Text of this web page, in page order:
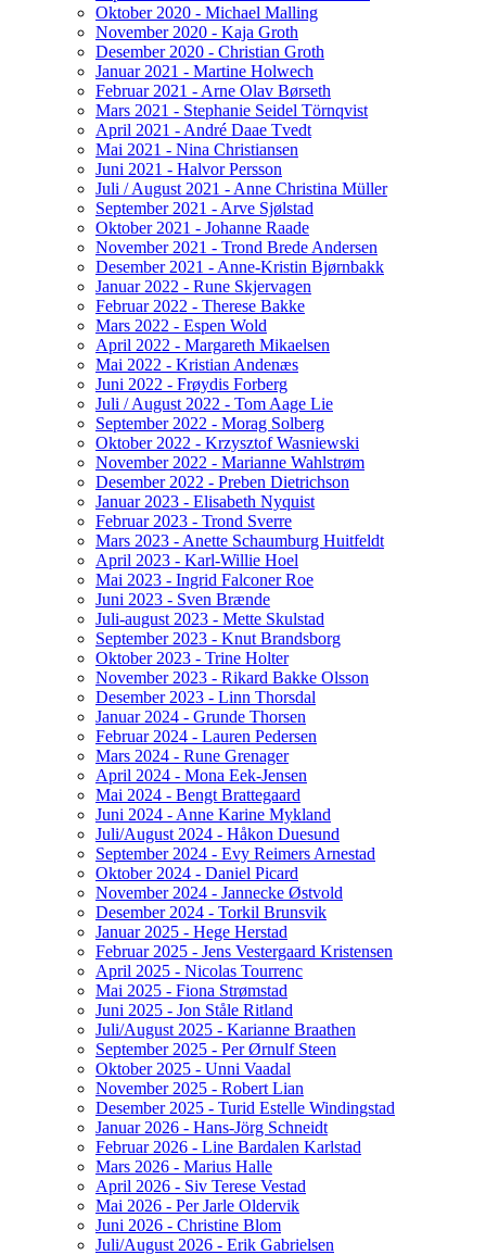
Oktober 2020 - Michael Malling
November 2020 - Kaja Groth
Desember 2020 - Christian Groth
Januar 2021 - Martine Holwech
Februar 2021 - Arne Olav Børseth
Mars 2021 - Stephanie Seidel Törnqvist
April 2021 - André Daae Tvedt
Mai 2021 - Nina Christiansen
Juni 2021 - Halvor Persson
Juli / August 2021 - Anne Christina Müller
September 2021 - Arve Sjølstad
Oktober 2021 - Johanne Raade
November 2021 - Trond Brede Andersen
Desember 2021 - Anne-Kristin Bjørnbakk
Januar 2022 - Rune Skjervagen
Februar 2022 - Therese Bakke
Mars 2022 - Espen Wold
April 2022 - Margareth Mikaelsen
Mai 2022 - Kristian Andenæs
Juni 2022 - Frøydis Forberg
Juli / August 2022 - Tom Aage Lie
September 2022 - Morag Solberg
Oktober 2022 - Krzysztof Wasniewski
November 2022 - Marianne Wahlstrøm
Desember 2022 - Preben Dietrichson
Januar 2023 - Elisabeth Nyquist
Februar 2023 - Trond Sverre
Mars 2023 - Anette Schaumburg Huitfeldt
April 2023 - Karl-Willie Hoel
Mai 2023 - Ingrid Falconer Roe
Juni 2023 - Sven Brænde
Juli-august 2023 - Mette Skulstad
September 2023 - Knut Brandsborg
Oktober 2023 - Trine Holter
November 2023 - Rikard Bakke Olsson
Desember 2023 - Linn Thorsdal
Januar 2024 - Grunde Thorsen
Februar 2024 - Lauren Pedersen
Mars 2024 - Rune Grenager
April 2024 - Mona Eek-Jensen
Mai 2024 - Bengt Brattegaard
Juni 2024 - Anne Karine Mykland
Juli/August 2024 - Håkon Duesund
September 2024 - Evy Reimers Arnestad
Oktober 2024 - Daniel Picard
November 2024 - Jannecke Østvold
Desember 2024 - Torkil Brunsvik
Januar 2025 - Hege Herstad
Februar 2025 - Jens Vestergaard Kristensen
April 2025 - Nicolas Tourrenc
Mai 2025 - Fiona Strømstad
Juni 2025 - Jon Ståle Ritland
Juli/August 2025 - Karianne Braathen
September 2025 - Per Ørnulf Steen
Oktober 2025 - Unni Vaadal
November 2025 - Robert Lian
Desember 2025 - Turid Estelle Windingstad
Januar 2026 - Hans-Jörg Schneidt
Februar 2026 - Line Bardalen Karlstad
Mars 2026 - Marius Halle
April 2026 - Siv Terese Vestad
Mai 2026 - Per Jarle Oldervik
Juni 2026 - Christine Blom
Juli/August 2026 - Erik Gabrielsen